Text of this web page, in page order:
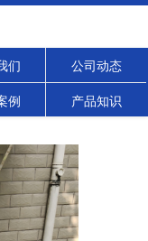
们 公司动态
例 产品知识